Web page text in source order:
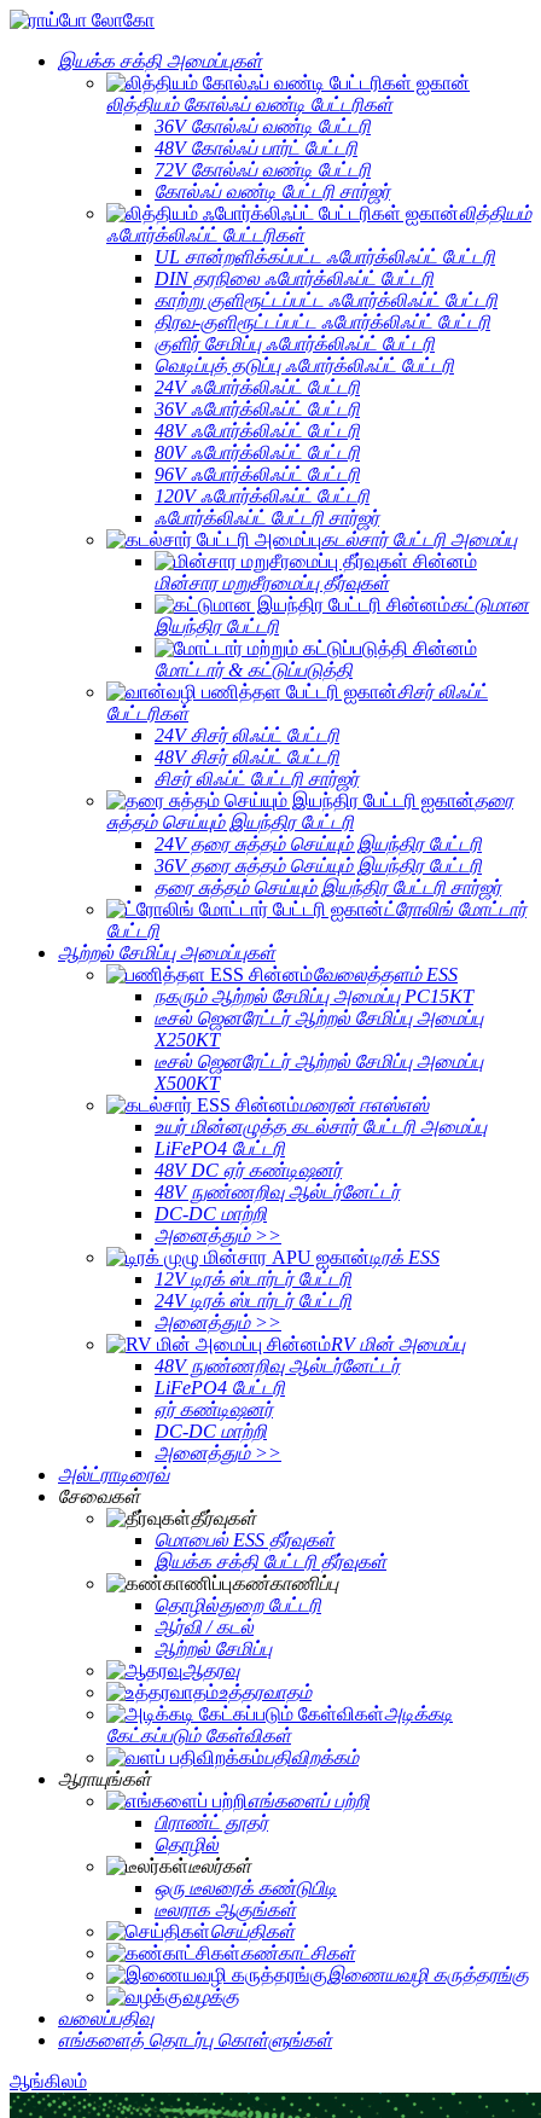
இயக்க சக்தி அமைப்புகள்
லித்தியம் கோல்ஃப் வண்டி பேட்டரிகள்
36V கோல்ஃப் வண்டி பேட்டரி
48V கோல்ஃப் பார்ட் பேட்டரி
72V கோல்ஃப் வண்டி பேட்டரி
கோல்ஃப் வண்டி பேட்டரி சார்ஜர்
லித்தியம்
ஃபோர்க்லிஃப்ட் பேட்டரிகள்
UL சான்றளிக்கப்பட்ட ஃபோர்க்லிஃப்ட் பேட்டரி
DIN தரநிலை ஃபோர்க்லிஃப்ட் பேட்டரி
காற்று குளிரூட்டப்பட்ட ஃபோர்க்லிஃப்ட் பேட்டரி
திரவ-குளிரூட்டப்பட்ட ஃபோர்க்லிஃப்ட் பேட்டரி
குளிர் சேமிப்பு ஃபோர்க்லிஃப்ட் பேட்டரி
வெடிப்புத் தடுப்பு ஃபோர்க்லிஃப்ட் பேட்டரி
24V ஃபோர்க்லிஃப்ட் பேட்டரி
36V ஃபோர்க்லிஃப்ட் பேட்டரி
48V ஃபோர்க்லிஃப்ட் பேட்டரி
80V ஃபோர்க்லிஃப்ட் பேட்டரி
96V ஃபோர்க்லிஃப்ட் பேட்டரி
120V ஃபோர்க்லிஃப்ட் பேட்டரி
ஃபோர்க்லிஃப்ட் பேட்டரி சார்ஜர்
கடல்சார் பேட்டரி அமைப்பு
மின்சார மறுசீரமைப்பு தீர்வுகள்
கட்டுமான
இயந்திர பேட்டரி
மோட்டார் & கட்டுப்படுத்தி
சிசர் லிஃப்ட்
பேட்டரிகள்
24V சிசர் லிஃப்ட் பேட்டரி
48V சிசர் லிஃப்ட் பேட்டரி
சிசர் லிஃப்ட் பேட்டரி சார்ஜர்
தரை
சுத்தம் செய்யும் இயந்திர பேட்டரி
24V தரை சுத்தம் செய்யும் இயந்திர பேட்டரி
36V தரை சுத்தம் செய்யும் இயந்திர பேட்டரி
தரை சுத்தம் செய்யும் இயந்திர பேட்டரி சார்ஜர்
ட்ரோலிங் மோட்டார்
பேட்டரி
ஆற்றல் சேமிப்பு அமைப்புகள்
வேலைத்தளம் ESS
நகரும் ஆற்றல் சேமிப்பு அமைப்பு PC15KT
டீசல் ஜெனரேட்டர் ஆற்றல் சேமிப்பு அமைப்பு
X250KT
டீசல் ஜெனரேட்டர் ஆற்றல் சேமிப்பு அமைப்பு
X500KT
மரைன் ஈஎஸ்எஸ்
உயர் மின்னழுத்த கடல்சார் பேட்டரி அமைப்பு
LiFePO4 பேட்டரி
48V DC ஏர் கண்டிஷனர்
48V நுண்ணறிவு ஆல்டர்னேட்டர்
DC-DC மாற்றி
அனைத்தும் >>
டிரக் ESS
12V டிரக் ஸ்டார்டர் பேட்டரி
24V டிரக் ஸ்டார்டர் பேட்டரி
அனைத்தும் >>
RV மின் அமைப்பு
48V நுண்ணறிவு ஆல்டர்னேட்டர்
LiFePO4 பேட்டரி
ஏர் கண்டிஷனர்
DC-DC மாற்றி
அனைத்தும் >>
அல்ட்ராடிரைவ்
சேவைகள்
தீர்வுகள்
மொபைல் ESS தீர்வுகள்
இயக்க சக்தி பேட்டரி தீர்வுகள்
கண்காணிப்பு
தொழில்துறை பேட்டரி
ஆர்வி / கடல்
ஆற்றல் சேமிப்பு
ஆதரவு
உத்தரவாதம்
அடிக்கடி
கேட்கப்படும் கேள்விகள்
பதிவிறக்கம்
ஆராயுங்கள்
எங்களைப் பற்றி
பிராண்ட் தூதர்
தொழில்
டீலர்கள்
ஒரு டீலரைக் கண்டுபிடி
டீலராக ஆகுங்கள்
செய்திகள்
கண்காட்சிகள்
இணையவழி கருத்தரங்கு
வழக்கு
வலைப்பதிவு
எங்களைத் தொடர்பு கொள்ளுங்கள்
ஆங்கிலம்